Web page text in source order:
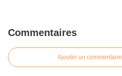
Commentaires
Ajouter un commentaire